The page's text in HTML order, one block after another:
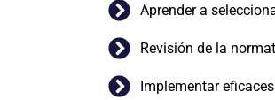
Aprender a
Revisión de la
Implementar